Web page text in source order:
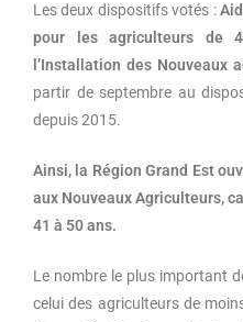
Les deux dispositifs votés :
pour les agriculteurs de
l’Installation des Nouveaux
partir de septembre au
depuis 2015.
Ainsi, la Région Grand Est
aux Nouveaux Agriculteurs,
41 à 50 ans.
Le nombre le plus important
celui des agriculteurs de